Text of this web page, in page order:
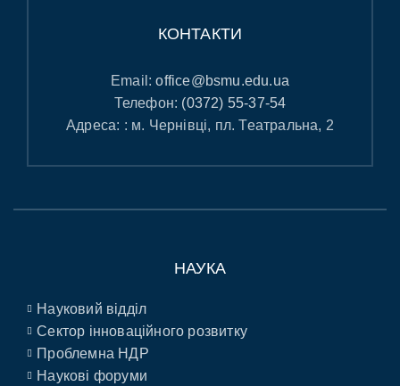
КОНТАКТИ
Email:office@bsmu.edu.ua
Телефон: (0372) 55-37-54
Адреса: : м. Чернівці, пл. Театральна, 2
НАУКА
Науковий відділ
Сектор інноваційного розвитку
Проблемна НДР
Наукові форуми